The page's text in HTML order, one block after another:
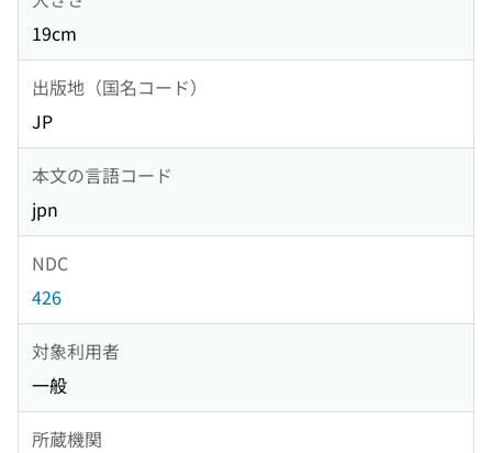
19cm
出版地（国名コード）
JP
本文の言語コード
jpn
NDC
426
対象利用者
一般
所蔵機関